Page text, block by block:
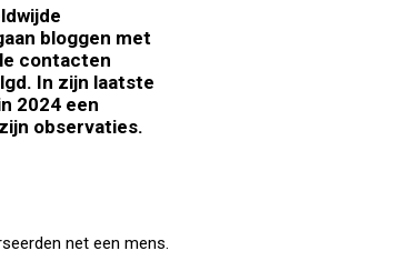
bloggen met
contacten
In zijn laatste
2024 een
observaties.
net een mens.